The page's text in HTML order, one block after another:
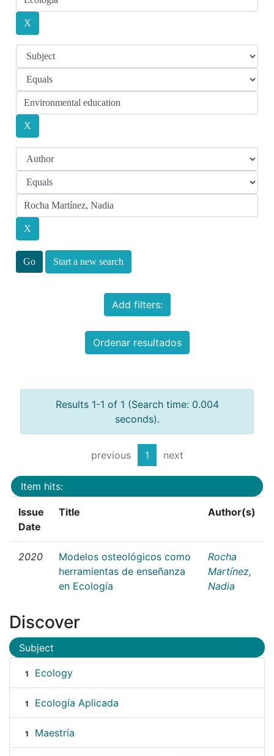
Start a new search
Add filters:
Ordenar resultados
Results 1-1 of 1 (Search time: 0.004
seconds).
previous 1 next
Item hits:
Issue
Date
Title Author(s)
2020
Modelos osteológicos como
herramientas de enseñanza
en Ecología
Rocha
Martínez,
Nadia
Discover
Subject
1 Ecology
1 Ecología Aplicada
1 Maestría